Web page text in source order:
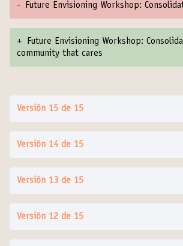
- Future Envisioning Workshop:
+
Future Envisioning Workshop:
community that cares
Versión 15 de 15
Versión 14 de 15
Versión 13 de 15
Versión 12 de 15